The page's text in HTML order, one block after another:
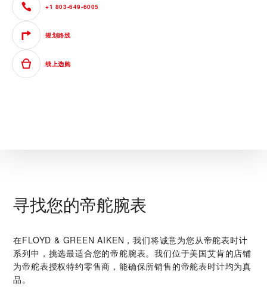
+1 803-649-6005
规划路线
线上选购
寻找您的帝舵腕表
在‭FLOYD & GREEN AIKEN‬，我们将诚意为您从帝舵表时计
系列中，挑选最适合您的帝舵腕表。我们位于美国艾肯的店铺
为帝舵表授权特约零售商，能确保所销售的帝舵表时计均为真
品。